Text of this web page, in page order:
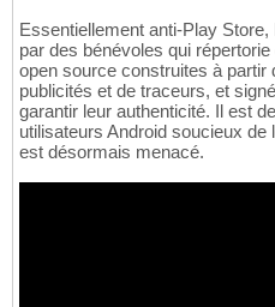
Essentiellement anti-Play
par des bénévoles qui
open source construites à
publicités et de traceurs, et
garantir leur authenticité. Il est
utilisateurs Android soucieux
est désormais menacé.